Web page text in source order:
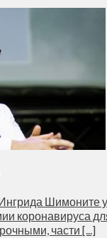
Шимоните
коронавируса
части [...]